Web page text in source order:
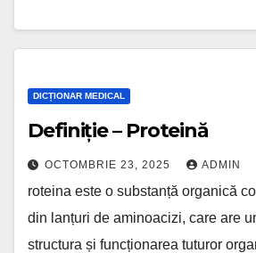
DICȚIONAR MEDICAL
Definiție – Proteină
OCTOMBRIE 23, 2025 ADMIN
roteina este o substanță organică
din lanțuri de aminoacizi, care are
structura și funcționarea tuturor